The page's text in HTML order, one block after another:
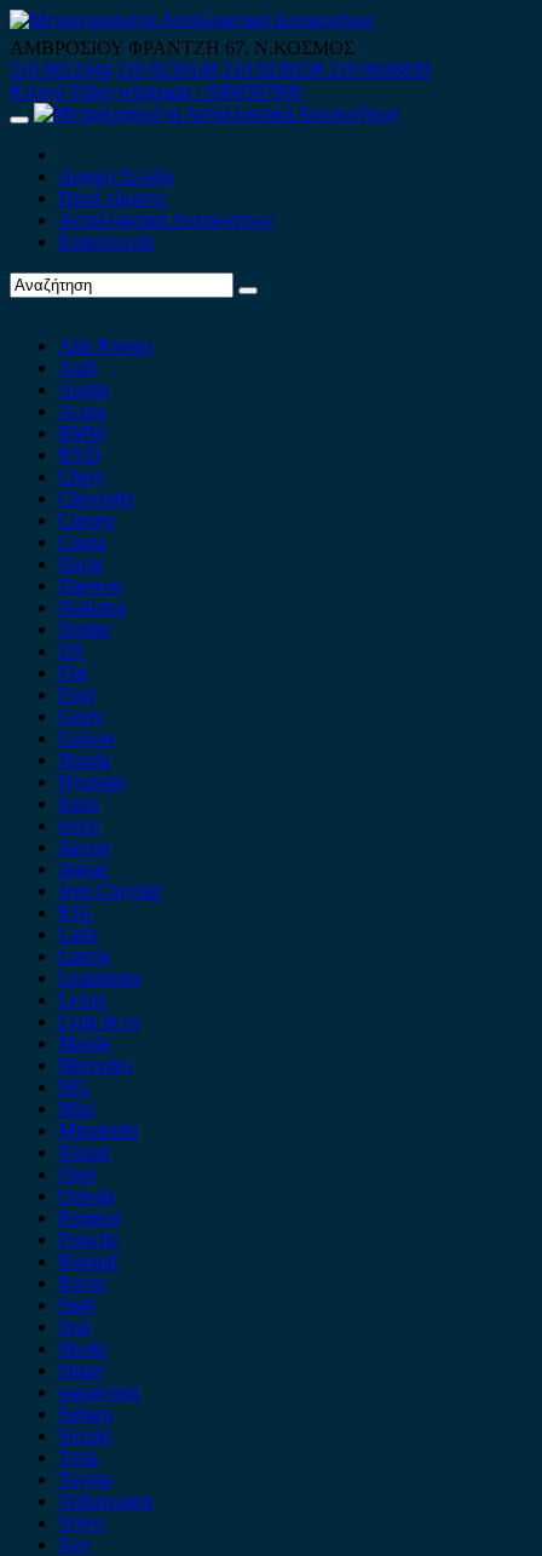
Skip
to
content
ΑΜΒΡΟΣΙΟΥ ΦΡΑΝΤΖΗ 67, Ν.ΚΟΣΜΟΣ
210 9012444 210 9239148 210 9238158 210 9026839
Κινητό-Viber-whatsapp : 6980507900
Primary
Αρχική Σελίδα
Ποιοί είμαστε
Ανταλλακτικά Αυτοκινήτων
Επικοινωνία
Alfa Romeo
Audi
Austin
Acura
BMW
BYD
Chery
Chevrolet
Citroen
Cupra
Dacia
Daewoo
Daihatsu
Dodge
DS
Fiat
Ford
Geely
Gonow
Honda
Hyundai
Isuzu
iveco
Jaecoo
Jaguar
Jeep Chrysler
KIA
Lada
Lancia
Leapmotor
Lexus
Lynk & co
Mazda
Mercedes
MG
Mini
Mitsubishi
Nissan
Opel
Omoda
Peugeot
Porsche
Renault
Rover
Saab
Seat
Skoda
Smart
ssangyong
Subaru
Suzuki
Tesla
Toyota
Volkswagen
Volvo
Xev